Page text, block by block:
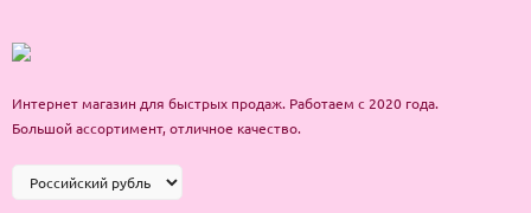
водой.
Интернет магазин для быстрых продаж. Работаем с 2020 года.
Большой ассортимент, отличное качество.